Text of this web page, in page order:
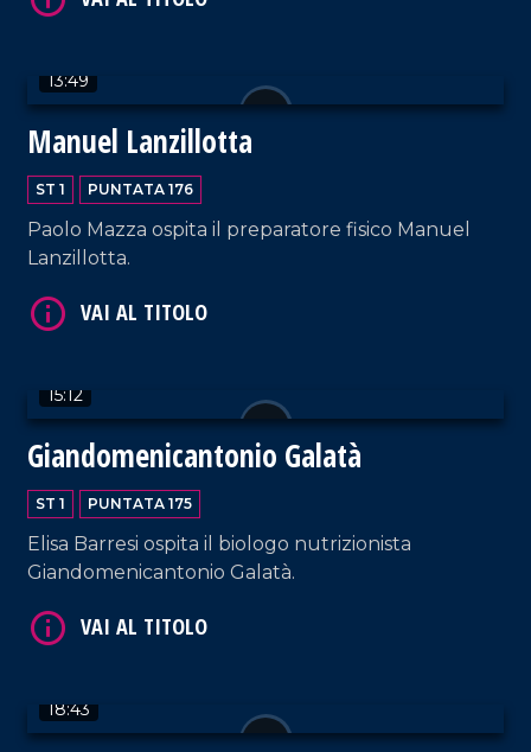
13:49
Manuel Lanzillotta
ST 1 PUNTATA 176
Paolo Mazza ospita il preparatore fisico Manuel
Lanzillotta.
15:12
Giandomenicantonio Galatà
ST 1 PUNTATA 175
Elisa Barresi ospita il biologo nutrizionista
Giandomenicantonio Galatà.
18:43
VAI AL TITOLO
VAI AL TITOLO
VAI AL TITOLO